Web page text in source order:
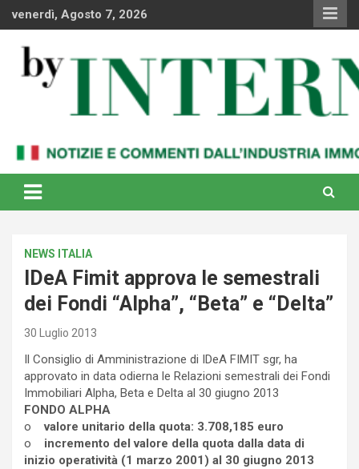
venerdì, Agosto 7, 2026
By Internews
internazionale
NEWS ITALIA
IDeA Fimit approva le semestrali
dei Fondi “Alpha”, “Beta” e “Delta”
30 Luglio 2013
Il Consiglio di Amministrazione di IDeA FIMIT sgr, ha
approvato in data odierna le Relazioni semestrali dei Fondi
Immobiliari Alpha, Beta e Delta al 30 giugno 2013
FONDO ALPHA
ovalore unitario della quota: 3.708,185 euro
o incremento del valore della quota dalla data di
inizio operatività (1 marzo 2001) al 30 giugno 2013